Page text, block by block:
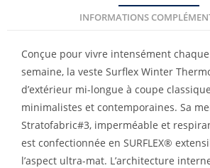
INFORMATIONS
Conçue pour vivre intensément
semaine, la veste Surflex Winter
d’extérieur mi-longue à coupe
minimalistes et contemporaines. Sa
Stratofabric#3, imperméable et
est confectionnée en SURFLEX®
l’aspect ultra-mat. L’architecture